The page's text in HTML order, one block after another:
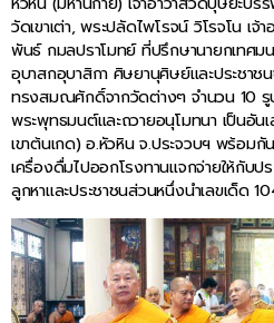
วัดเขาเต่า, พระปลัดไพโรจน์ วิโรจโน เ
พันธ์ กมลปราโมทย์ ที่ปรึกษานายกเทศม
อุบาสกอุบาสิกา ศิษยานุศิษย์และประชาช
ทรงสมณศักดิ์จากวัดต่างๆ จำนวน 10
พระพุทธมนต์และถวายอนุโมทนา เป็นอั
เขาต้นเกด) อ.หัวหิน จ.ประจวบฯ พร้อม
เครื่องดื่มไปออกโรงทานแจกจ่ายให้กับ
ลูกหาและประชาชนส่วนหนึ่งนำเลขเด็ด